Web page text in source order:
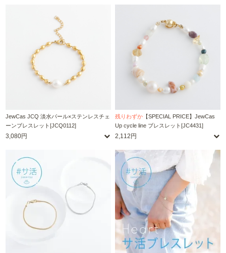
JewCas JCQ 淡水パール×ステンレスチェ
ーンブレスレット[JCQ0112]
3,080円
残りわずか 【SPECIAL PRICE】JewCas
Up cycle line ブレスレット[JC4431]
2,112円